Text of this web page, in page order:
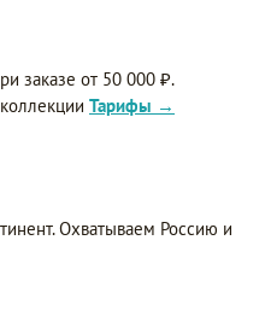
заказе от 50 000 ₽.
Тарифы →
Охватываем Россию и